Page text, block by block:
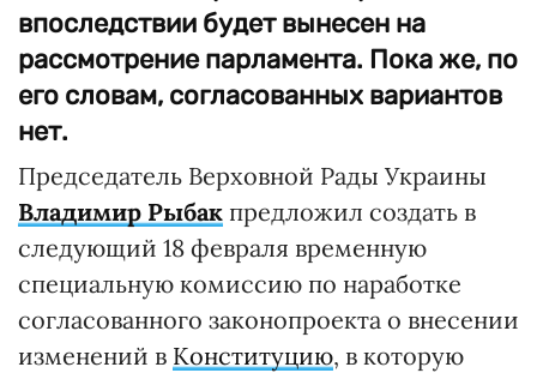
впоследствии будет вынесен на
рассмотрение парламента. Пока же, по
его словам, согласованных вариантов
нет.
Председатель Верховной Рады Украины
Владимир Рыбак предложил создать в
следующий 18 февраля временную
специальную комиссию по наработке
согласованного законопроекта о внесении
изменений в Конституцию, в которую